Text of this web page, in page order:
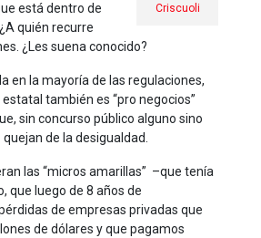
Criscuoli
está dentro de
quién recurre
¿Les suena conocido?
en la mayoría de las regulaciones,
también es “pro negocios”
sin concurso público alguno sino
de la desigualdad.
las “micros amarillas” –que tenía
que luego de 8 años de
de empresas privadas que
de dólares y que pagamos